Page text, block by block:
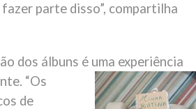
parte disso”, compartilha
dos álbuns é uma experiência
“Os
de